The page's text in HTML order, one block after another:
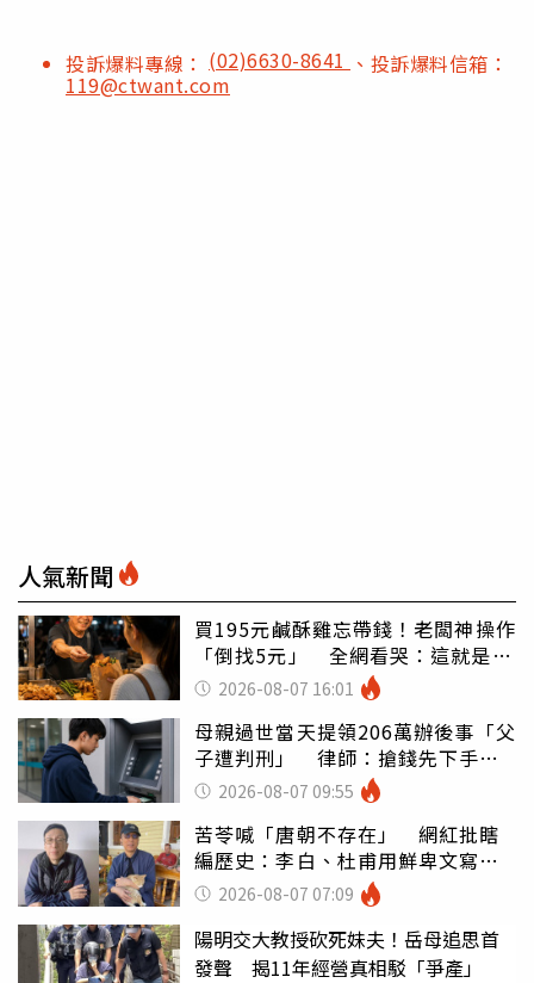
投訴爆料專線： (02)6630-8641 、投訴爆料信箱：
119@ctwant.com
人氣新聞
買195元鹹酥雞忘帶錢！老闆神操作
「倒找5元」 全網看哭：這就是台
灣 2026-08-07 16:01
母親過世當天提領206萬辦後事「父
子遭判刑」 律師：搶錢先下手是
罪 2026-08-07 09:55
苦苓喊「唐朝不存在」 網紅批瞎
編歷史：李白、杜甫用鮮卑文寫
詩？2026-08-07 07:09
陽明交大教授砍死妹夫！岳母追思首
發聲 揭11年經營真相駁「爭產」